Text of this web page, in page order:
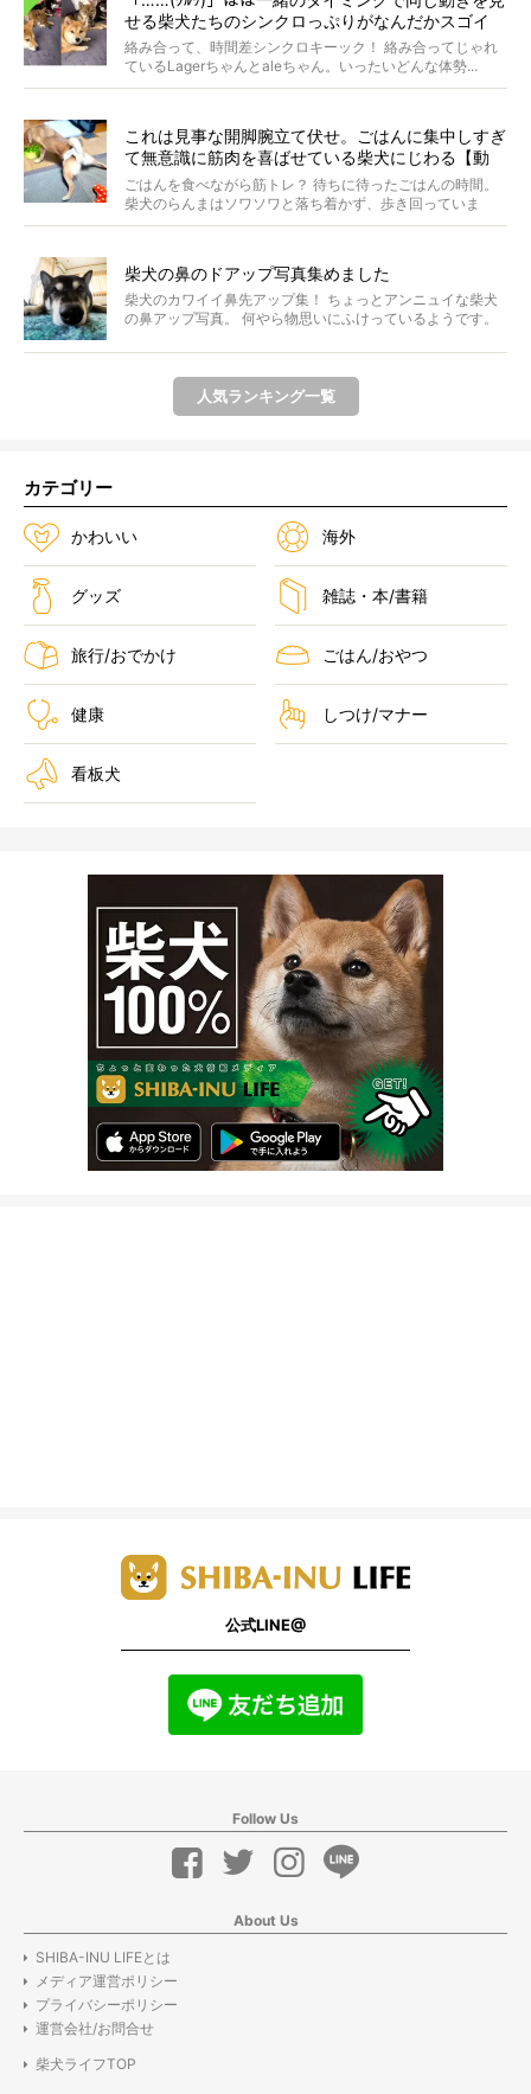
せる柴犬たちのシンクロっぷりがなんだかスゴイ
絡み合って、時間差シンクロキーック！ 絡み合ってじゃれ
ているLagerちゃんとaleちゃん。いったいどんな体勢...
これは見事な開脚腕立て伏せ。ごはんに集中しすぎ
て無意識に筋肉を喜ばせている柴犬にじわる【動
画】
ごはんを食べながら筋トレ？ 待ちに待ったごはんの時間。
柴犬のらんまはソワソワと落ち着かず、歩き回っていま
す。き...
柴犬の鼻のドアップ写真集めました
柴犬のカワイイ鼻先アップ集！ ちょっとアンニュイな柴犬
の鼻アップ写真。 何やら物思いにふけっているようです。
人気ランキング一覧
カテゴリー
かわいい 海外
グッズ 雑誌・本/書籍
旅行/おでかけ ごはん/おやつ
健康 しつけ/マナー
看板犬
公式LINE@
Follow Us
About Us
SHIBA-INU LIFEとは
メディア運営ポリシー
プライバシーポリシー
運営会社/お問合せ
柴犬ライフTOP